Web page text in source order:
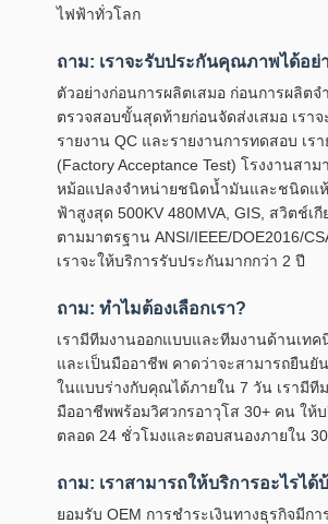
ไฟฟ้าทั่วโลก
ถาม: เราจะรับประกันคุณภาพได้อย่
ตัวอย่างก่อนการผลิตเสมอ ก่อนการผลิตจ
ตรวจสอบขั้นสุดท้ายก่อนจัดส่งเสมอ เราจ
รายงาน QC และรายงานการทดสอบ เร
(Factory Acceptance Test) โรงงานสาม
หม้อแปลงจำหน่ายชนิดน้ำมันและชนิดแ
ฟ้าสูงสุด 500KV 480MVA, GIS, สวิตช์เกี
ตามมาตรฐาน ANSI/IEEE/DOE2016/
เราจะให้บริการรับประกันมากกว่า 2 ปี
ถาม: ทำไมต้องเลือกเรา?
เรามีทีมงานออกแบบและทีมงานด้านเทค
และเป็นมืออาชีพ คาดว่าจะสามารถยืนยั
ในแบบร่างกับคุณได้ภายใน 7 วัน เรามีที
มืออาชีพพร้อมวิศวกรอาวุโส 30+ คน ให้
ตลอด 24 ชั่วโมงและตอบสนองภายใน
ถาม: เราสามารถให้บริการอะไรได้
ยอมรับ OEM การชำระเงินทางธุรกิจมีกา